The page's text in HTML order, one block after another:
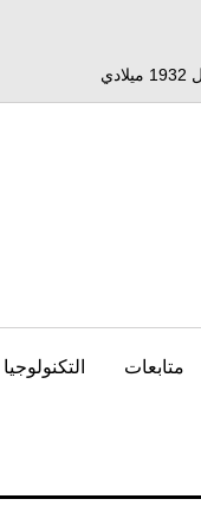
متابعات التكنولوجيا